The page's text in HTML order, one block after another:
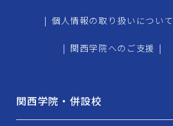
| 個人情報の取り扱いについて
| 関西学院へのご支援 |
関西学院・併設校